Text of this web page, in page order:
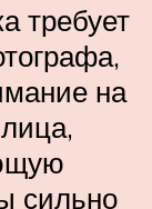
требует
на
сильно